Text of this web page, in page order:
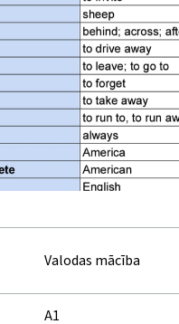
Valodas mācība
A1